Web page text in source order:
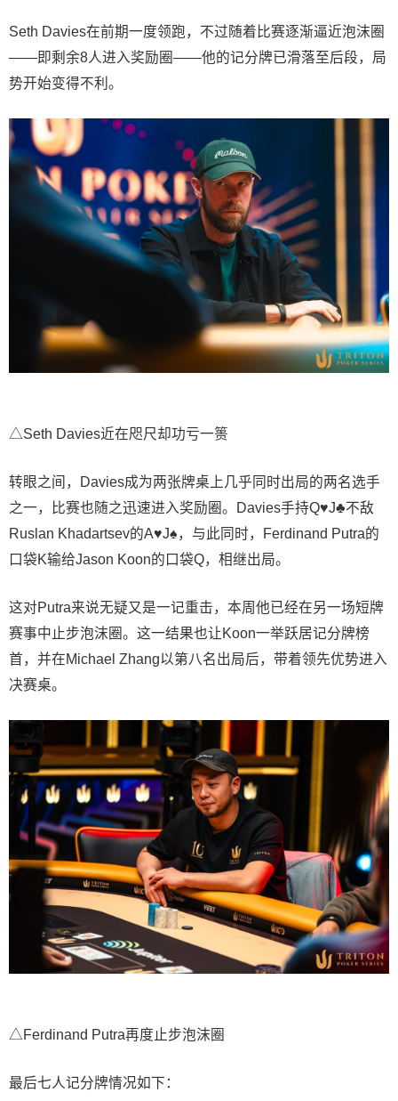
Seth Davies在前期一度领跑，不过随着比赛逐渐逼近泡沫圈
——即剩余8人进入奖励圈——他的记分牌已滑落至后段，局
势开始变得不利。
△Seth Davies近在咫尺却功亏一篑
转眼之间，Davies成为两张牌桌上几乎同时出局的两名选手
之一，比赛也随之迅速进入奖励圈。Davies手持Q♥J♣不敌
Ruslan Khadartsev的A♥J♠，与此同时，Ferdinand Putra的
口袋K输给Jason Koon的口袋Q，相继出局。
这对Putra来说无疑又是一记重击，本周他已经在另一场短牌
赛事中止步泡沫圈。这一结果也让Koon一举跃居记分牌榜
首，并在Michael Zhang以第八名出局后，带着领先优势进入
决赛桌。
△Ferdinand Putra再度止步泡沫圈
最后七人记分牌情况如下：